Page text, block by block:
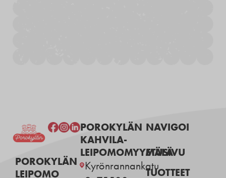
POROKYLÄN
LEIPOMO
POROKYLÄN
KAHVILA-
LEIPOMOMYYMÄLÄ
Kyrönrannankatu
NAVIGOI
ETUSIVU
TUOTTEET